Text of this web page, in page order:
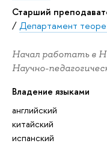
Старший
/Департамент
Начал работать в
Научно-
Владение языками
английский
китайский
испанский